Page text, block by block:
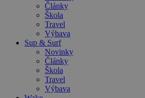
Články
Škola
Travel
Výbava
Sup & Surf
Novinky
Články
Škola
Travel
Výbava